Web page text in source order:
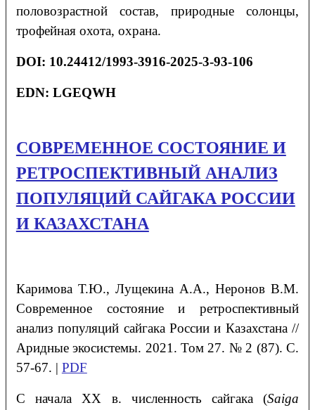
половозрастной состав, природные солонцы,
трофейная охота, охрана.
DOI: 10.24412/1993-3916-2025-3-93-106
EDN: LGEQWH
СОВРЕМЕННОЕ СОСТОЯНИЕ И
РЕТРОСПЕКТИВНЫЙ АНАЛИЗ
ПОПУЛЯЦИЙ САЙГАКА РОССИИ
И КАЗАХСТАНА
Каримова Т.Ю., Лущекина А.А., НероновВ.М.
Современное состояние и ретроспективный
анализ популяций сайгака России и Казахстана //
Аридные экосистемы. 2021. Том 27. № 2 (87). С.
57-67. | PDF
С начала XX в. численность сайгака (Saiga